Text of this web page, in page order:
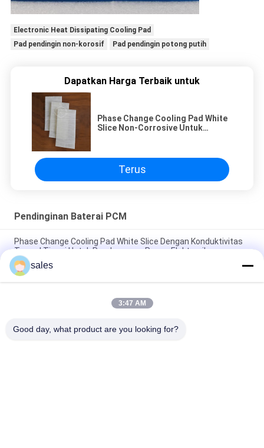
Electronic Heat Dissipating Cooling Pad
Pad pendingin non-korosif
Pad pendingin potong putih
Dapatkan Harga Terbaik untuk
Phase Change Cooling Pad White
Slice Non-Corrosive Untuk
Terus
Pendinginan Baterai PCM
Phase Change Cooling Pad White Slice Dengan Konduktivitas
Termal Tinggi Untuk Pembuangan Panas Elektronik
Pendinginan Baterai PCM Campuran Grafit 55 Derajat Non
Explosive
Pendinginan Baterai PCM Konduktivitas Termal Pelarian
sales
3:47 AM
Good day, what product are you looking for?